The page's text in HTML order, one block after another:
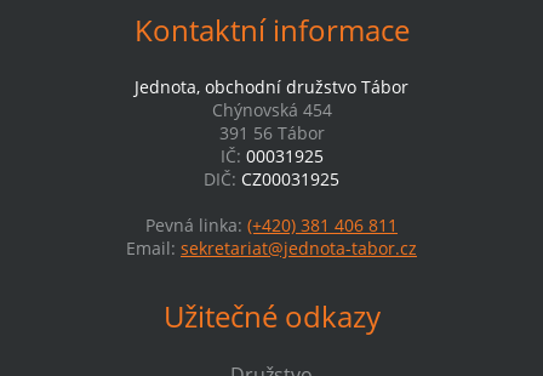
Kontaktní informace
Jednota, obchodní družstvo Tábor
Chýnovská 454
391 56 Tábor
IČ: 00031925
DIČ: CZ00031925
Pevná linka: (+420) 381 406 811
Email: sekretariat@jednota-tabor.cz
Užitečné odkazy